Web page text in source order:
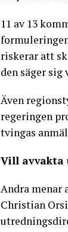
11 av 13
riskerar att
den säger
Även
regeringen
tvingas
Vill avvakta
Andra menar
Christian